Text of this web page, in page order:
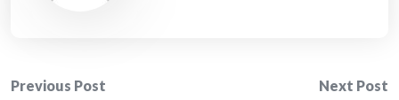
Previous Post Next Post